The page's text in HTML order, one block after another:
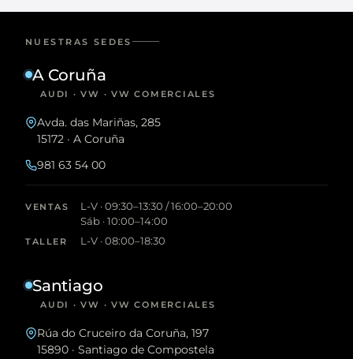
NUESTRAS SEDES
A Coruña
AUDI · VW · VW COMERCIALES
Avda. das Mariñas, 285
15172 · A Coruña
981 63 54 00
VENTAS
L-V · 09:30–13:30 / 16:00–20:00
Sáb · 10:00–14:00
TALLER L-V · 08:00–18:30
Santiago
AUDI · VW · VW COMERCIALES
Rúa do Cruceiro da Coruña, 197
15890 · Santiago de Compostela